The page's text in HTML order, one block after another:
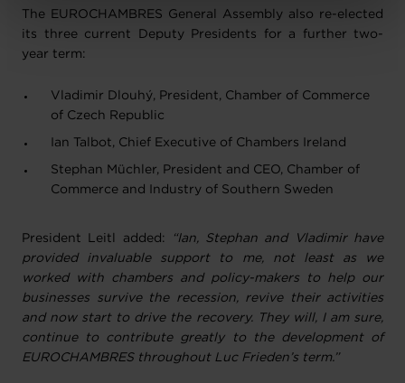
The EUROCHAMBRES General Assembly also re-elected
its three current Deputy Presidents for a further two-
year term:
Vladimir Dlouhý, President, Chamber of Commerce
of Czech Republic
Ian Talbot, Chief Executive of Chambers Ireland
Stephan Müchler, President and CEO, Chamber of
Commerce and Industry of Southern Sweden
President Leitl added:
“Ian, Stephan and Vladimir have
provided invaluable support to me, not least as we
worked with chambers and policy-makers to help our
businesses survive the recession, revive their activities
and now start to drive the recovery. They will, I am sure,
continue to contribute greatly to the development of
EUROCHAMBRES throughout Luc Frieden’s term.”